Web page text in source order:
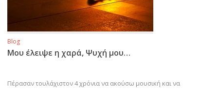
Blog
Μου έλειψε η χαρά, Ψυχή μου…
Πέρασαν τουλάχιστον 4 χρόνια να ακούσω μουσική και να